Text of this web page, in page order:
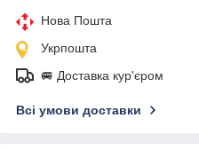
Нова Пошта
Укрпошта
🚐 Доставка кур'єром
Всі умови доставки